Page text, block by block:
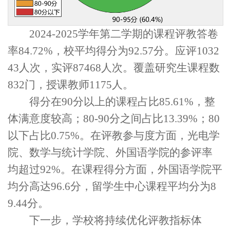
2024-2025学年第二学期的课程评教答卷
率84.72% ， 校平均得分为92.57分。应评1032
43 人次，实评87468 人次。覆盖研究生课程数
832门，授课教师1175 人。
得分在90分以上的课程占比85.61% ， 整
体满意度较高 ； 80-90分之间占 比13.39% ； 80
以下占比0.75%。 在评教参与度方面， 光电学
院、 数学与统计学院、外国语学院的参评率
均超过92%。在课程得分方面， 外国语学院平
均分高达96.6分，留学生中心课程平均分为8
9.44分。
下一步，学校将持续优化评教指标体